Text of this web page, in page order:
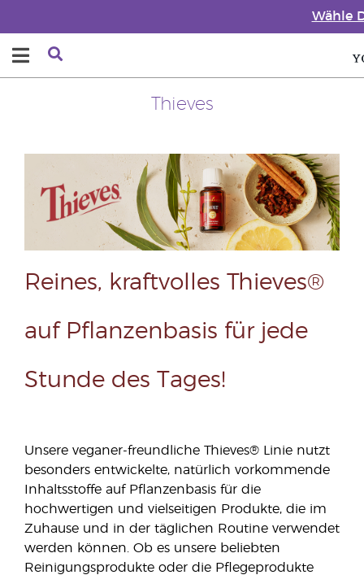
Wähle
Thieves
Reines, kraftvolles Thieves®
auf Pflanzenbasis für jede
Stunde des Tages!
Unsere veganer-freundliche Thieves® Linie nutzt
besonders entwickelte, natürlich vorkommende
Inhaltsstoffe auf Pflanzenbasis für die
hochwertigen und vielseitigen Produkte, die im
Zuhause und in der täglichen Routine verwendet
werden können. Ob es unsere beliebten
Reinigungsprodukte oder die Pflegeprodukte